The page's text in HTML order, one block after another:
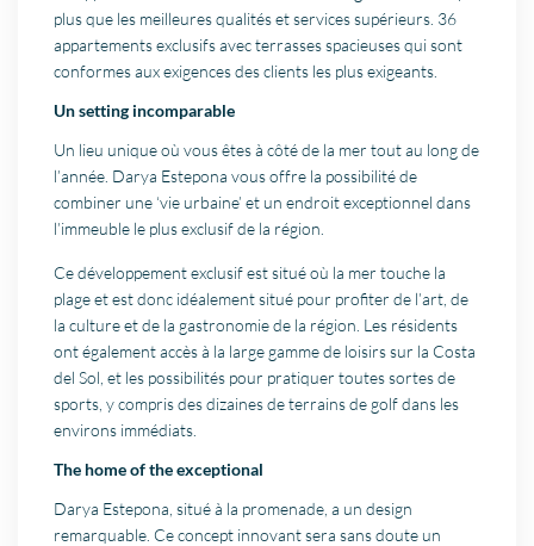
plus que les meilleures qualités et services supérieurs. 36
appartements exclusifs avec terrasses spacieuses qui sont
conformes aux exigences des clients les plus exigeants.
Un setting incomparable
Un lieu unique où vous êtes à côté de la mer tout au long de
l’année. Darya Estepona vous offre la possibilité de
combiner une ‘vie urbaine’ et un endroit exceptionnel dans
l’immeuble le plus exclusif de la région.
Ce développement exclusif est situé où la mer touche la
plage et est donc idéalement situé pour profiter de l’art, de
la culture et de la gastronomie de la région. Les résidents
ont également accès à la large gamme de loisirs sur la Costa
del Sol, et les possibilités pour pratiquer toutes sortes de
sports, y compris des dizaines de terrains de golf dans les
environs immédiats.
The home of the exceptional
Darya Estepona, situé à la promenade, a un design
remarquable. Ce concept innovant sera sans doute un